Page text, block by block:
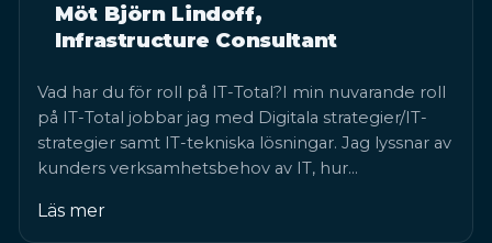
Möt Björn Lindoff,
Infrastructure Consultant
Vad har du för roll på IT-Total?I min nuvarande roll
på IT-Total jobbar jag med Digitala strategier/IT-
strategier samt IT-tekniska lösningar. Jag lyssnar av
kunders verksamhetsbehov av IT, hur…
Läs mer